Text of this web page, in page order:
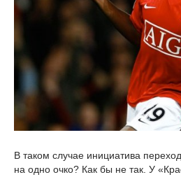
В таком случае инициатива
на одно очко? Как бы не так. У